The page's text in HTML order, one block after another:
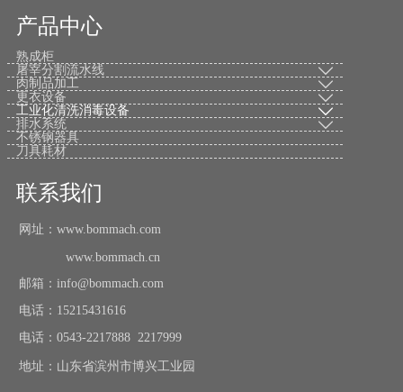
产品中心
熟成柜
屠宰分割流水线

肉制品加工 
更衣设备 
工业化清洗消毒设备 
排水系统 
不锈钢器具
刀具耗材
联系我们
网址：www.bommach.com
www.bommach.cn
邮箱：info@bommach.com
电话：15215431616
电话：0543-2217888 2217999
地址：山东省滨州市博兴工业园